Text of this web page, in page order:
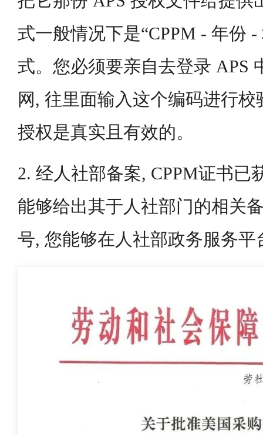
式一般情况下是“CPPM - 年份
式。您必须要亲自去登录 APS
网, 往里面输入这个编码进行
授权是真实且有效的。
2. 经人社部备案, CPPM证书已
能够给出其于人社部门的相关
号, 您能够在人社部政务服务平